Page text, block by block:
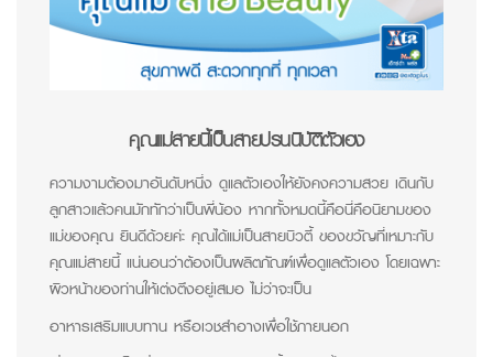
คุณแม่สายนี้เป็นสายปรนนิบัติตัวเอง
ความงามต้องมาอันดับหนึ่ง ดูแลตัวเองให้ยังคงความสวย เดินกับ
ลูกสาวแล้วคนมักทักว่าเป็นพี่น้อง หากทั้งหมดนี้คือนี่คือนิยามของ
แม่ของคุณ ยินดีด้วยค่ะ คุณได้แม่เป็นสายบิวตี้ ของขวัญที่เหมาะกับ
คุณแม่สายนี้ แน่นอนว่าต้องเป็นผลิตภัณฑ์เพื่อดูแลตัวเอง โดยเฉพาะ
ผิวหน้าของท่านให้เต่งตึงอยู่เสมอ ไม่ว่าจะเป็น
อาหารเสริมแบบทาน หรือเวชสำอางเพื่อใช้ภายนอก